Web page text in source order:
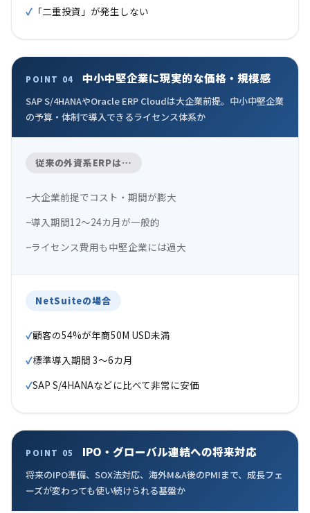
「二重投資」が発生しない
POINT 04 中小中堅企業に現実的な価格・規模感
SAP S/4HANAやOracle ERP Cloudは大企業前提。中小中堅企業
の予算・体制で導入できるライセンス体系か
従来の外資系ERPは…
大企業前提でコスト・期間が膨大
導入期間12〜24カ月が一般的
ライセンス費用も中堅企業には過大
NetSuiteの場合
顧客の54%が年商50M USD未満
標準導入期間 3〜6カ月
SAP S/4HANAなどに比べて非常に安価
POINT 05 IPO・グローバル連結への将来対応
将来のIPO準備、SOX法対応、海外M&A後のPMIまで、成長フェ
ーズが変わっても使い続けられる基盤か